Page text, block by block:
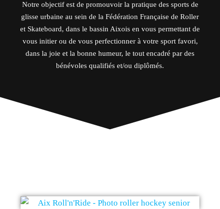
Notre objectif est de promouvoir la pratique des sports de
glisse urbaine au sein de la Fédération Française de Roller
et Skateboard, dans le bassin Aixois en vous permettant de
vous initier ou de vous perfectionner à votre sport favori,
dans la joie et la bonne humeur, le tout encadré par des
bénévoles qualifiés et/ou diplômés.